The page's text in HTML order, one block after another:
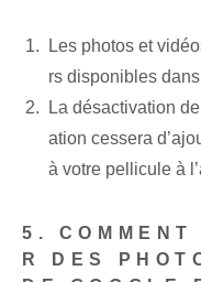
Les photos et
rs disponibles
La désactivation
ation cessera
à votre pellicule à
5.
R DES